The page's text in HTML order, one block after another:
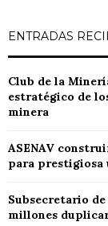
ENTRADAS
Club de la
estratégico de
minera
ASENAV
para prestigiosa
Subsecretario
millones